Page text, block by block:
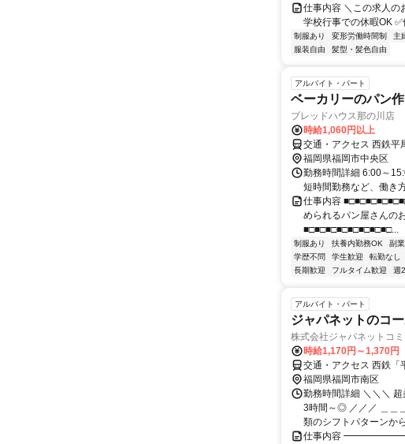
仕事内容 ＼この求
学校行事での休暇OK
制服あり 変形労働時間制 主
服装自由
髪型・髪色自由
アルバイト・パート
ベーカリーのパン
ブレッドハウス那の川店
時給1,060円以上
交通・アクセス 西鉄平
福岡県福岡市中央区
勤務時間詳細 6:00～
短時間勤務など、働き
仕事内容
められるパン屋さんの
■□■□■□■□■□■□■□■□...
制服あり 扶養内勤務OK 副
学歴不問
学生歓迎 転勤なし
長期歓迎
フルタイム歓迎 週
アルバイト・パート
ジャパネットのコ
株式会社ジャパネットコ
時給1,170円～1,370円
交通・アクセス 西鉄「
福岡県福岡市南区
勤務時間詳細 ＼＼＼
3時間～◎ ／／／ ＿＿
類のシフトパターンか
仕事内容